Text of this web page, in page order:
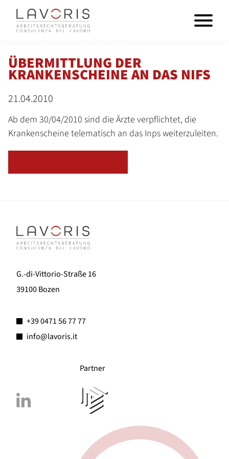
ÜBERMITTLUNG DER
KRANKENSCHEINE AN DAS NIFS
21.04.2010
Ab dem 30/04/2010 sind die Ärzte verpflichtet, die
Krankenscheine telematisch an das Inps weiterzuleiten.
G.-di-Vittorio-Straße 16
39100 Bozen
+39 0471 56 77 77
info@lavoris.it
Partner